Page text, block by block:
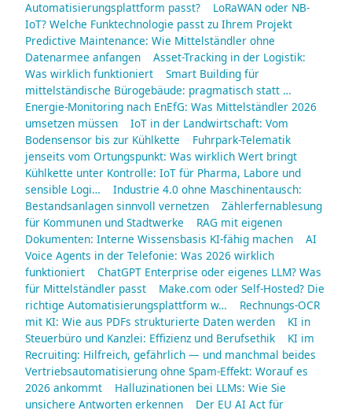
Automatisierungsplattform passt?
LoRaWAN oder NB-
IoT? Welche Funktechnologie passt zu Ihrem Projekt
Predictive Maintenance: Wie Mittelständler ohne
Datenarmee anfangen
Asset-Tracking in der Logistik:
Was wirklich funktioniert
Smart Building für
mittelständische Bürogebäude: pragmatisch statt …
Energie-Monitoring nach EnEfG: Was Mittelständler 2026
umsetzen müssen
IoT in der Landwirtschaft: Vom
Bodensensor bis zur Kühlkette
Fuhrpark-Telematik
jenseits vom Ortungspunkt: Was wirklich Wert bringt
Kühlkette unter Kontrolle: IoT für Pharma, Labore und
sensible Logi…
Industrie 4.0 ohne Maschinentausch:
Bestandsanlagen sinnvoll vernetzen
Zählerfernablesung
für Kommunen und Stadtwerke
RAG mit eigenen
Dokumenten: Interne Wissensbasis KI-fähig machen
AI
Voice Agents in der Telefonie: Was 2026 wirklich
funktioniert
ChatGPT Enterprise oder eigenes LLM? Was
für Mittelständler passt
Make.com oder Self-Hosted? Die
richtige Automatisierungsplattform w…
Rechnungs-OCR
mit KI: Wie aus PDFs strukturierte Daten werden
KI in
Steuerbüro und Kanzlei: Effizienz und Berufsethik
KI im
Recruiting: Hilfreich, gefährlich — und manchmal beides
Vertriebsautomatisierung ohne Spam-Effekt: Worauf es
2026 ankommt
Halluzinationen bei LLMs: Wie Sie
unsichere Antworten erkennen
Der EU AI Act für